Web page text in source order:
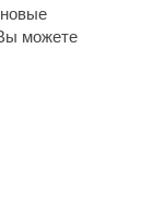
можете